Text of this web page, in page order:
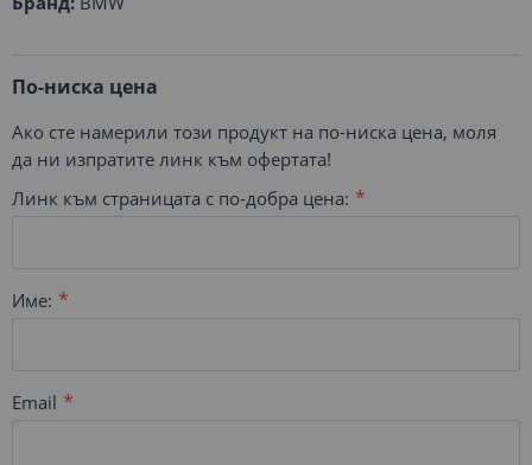
По-ниска цена
Ако сте намерили този продукт на по-ниска цена, моля
да ни изпратите линк към офертата!
Линк към страницата с по-добра цена:
Име:
Email